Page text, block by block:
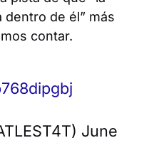
dentro de él” más
contar.
June